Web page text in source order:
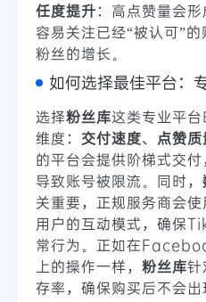
任度提升：高点赞量会
容易关注已经“被认可”
粉丝的增长。
如何选择最佳平台：
选择粉丝库这类专业平
维度： 交付速度、 点赞质
的平台会提供阶梯式交
导致账号被限流。同时，
关重要，正规服务商会
用户的互动模式，确保
常行为。正如在
上的操作一样， 粉丝库
存率，确保购买后不会出